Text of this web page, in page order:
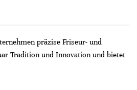
präzise Friseur- und
Tradition und Innovation und bietet